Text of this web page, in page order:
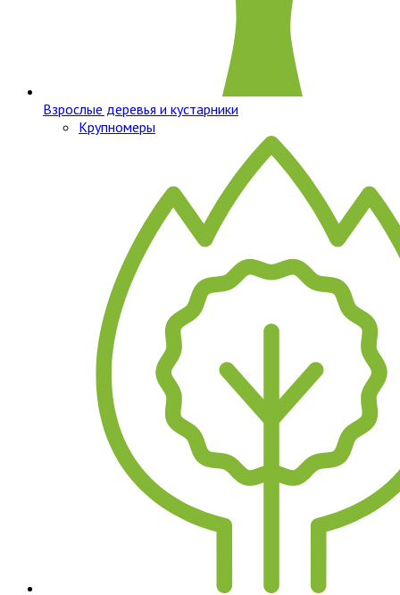
Взрослые деревья и кустарники
Крупномеры